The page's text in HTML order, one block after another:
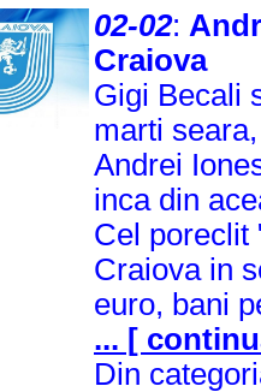
02-02:
Craiova
Gigi Becali
marti
Andrei
inca din
Cel poreclit
Craiova in
euro, bani
... [
Din